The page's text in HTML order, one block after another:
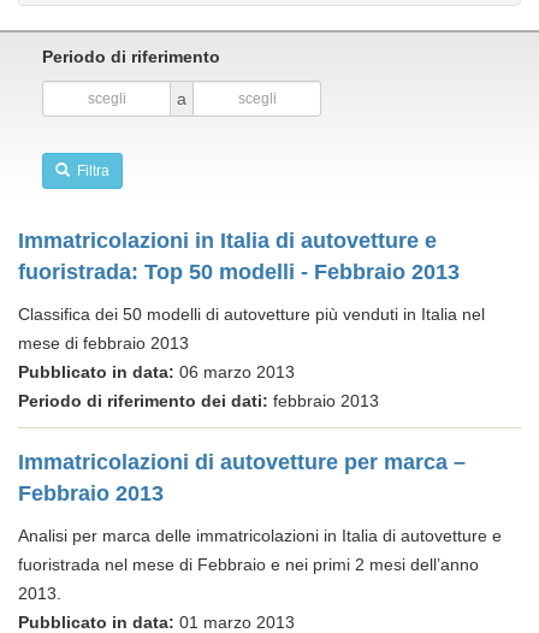
Periodo di riferimento
a
Filtra
Immatricolazioni in Italia di autovetture e
fuoristrada: Top 50 modelli - Febbraio 2013
Classifica dei 50 modelli di autovetture più venduti in Italia nel
mese di febbraio 2013
Pubblicato in data: 06 marzo 2013
Periodo di riferimento dei dati: febbraio 2013
Immatricolazioni di autovetture per marca –
Febbraio 2013
Analisi per marca delle immatricolazioni in Italia di autovetture e
fuoristrada nel mese di Febbraio e nei primi 2 mesi dell’anno
2013.
Pubblicato in data: 01 marzo 2013